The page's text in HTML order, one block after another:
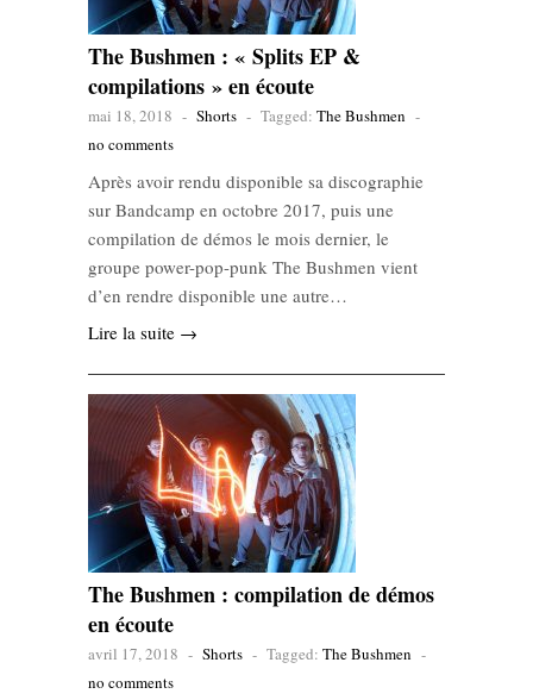
The Bushmen : « Splits EP &
compilations » en écoute
mai 18, 2018 - Shorts - Tagged: The Bushmen -
no comments
Après avoir rendu disponible sa discographie
sur Bandcamp en octobre 2017, puis une
compilation de démos le mois dernier, le
groupe power-pop-punk The Bushmen vient
d’en rendre disponible une autre…
Lire la suite →
The Bushmen : compilation de démos
en écoute
avril 17, 2018 - Shorts - Tagged: The Bushmen -
no comments